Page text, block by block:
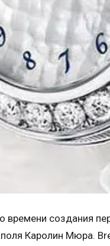
времени создания
Каролин Мюра.